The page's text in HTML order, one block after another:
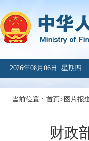
2026年08月06日 星期四
当前位置： 首页> 图片报
财政